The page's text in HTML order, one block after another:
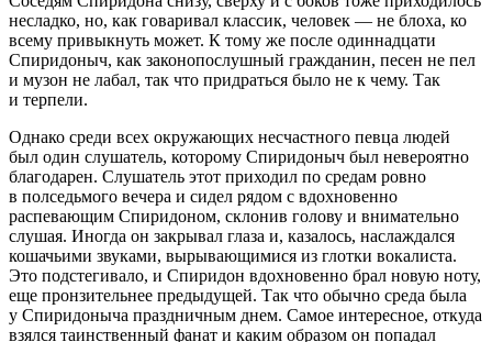
несладко, но, как говаривал классик, человек — не блоха, ко
всему привыкнуть может. К тому же после одиннадцати
Спиридоныч, как законопослушный гражданин, песен не пел
и музон не лабал, так что придраться было не к чему. Так
и терпели.
Однако среди всех окружающих несчастного певца людей
был один слушатель, которому Спиридоныч был невероятно
благодарен. Слушатель этот приходил по средам ровно
в полседьмого вечера и сидел рядом с вдохновенно
распевающим Спиридоном, склонив голову и внимательно
слушая. Иногда он закрывал глаза и, казалось, наслаждался
кошачьими звуками, вырывающимися из глотки вокалиста.
Это подстегивало, и Спиридон вдохновенно брал новую ноту,
еще пронзительнее предыдущей. Так что обычно среда была
у Спиридоныча праздничным днем. Самое интересное, откуда
взялся таинственный фанат и каким образом он попадал